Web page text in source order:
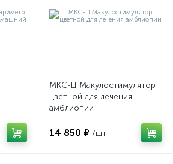
МКС-Ц Макулостимулятор
цветной для лечения
амблиопии
14 850 ₽ /шт